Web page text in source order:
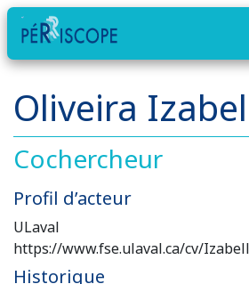
Oliveira
Cochercheur
Profil d’acteur
ULaval
https://www.fse.ulaval.ca/cv/
Historique